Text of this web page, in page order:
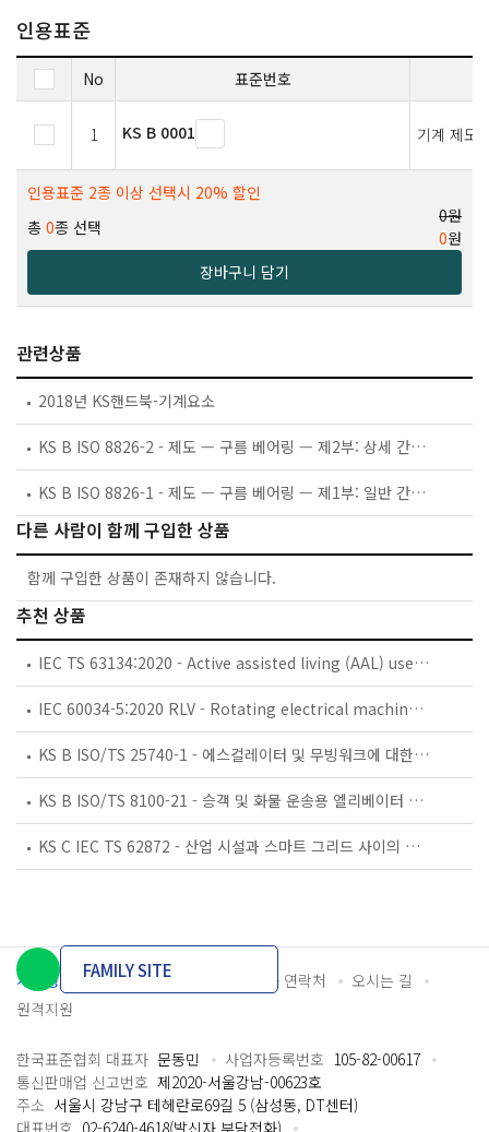
인용표준
No 표준번호
1 KS B 0001 기계 제도
인용표준 2종 이상 선택시 20% 할인
총 0종 선택
0원
0원
장바구니 담기
관련상품
2018년 KS핸드북-기계요소
KS B ISO 8826-2 - 제도 — 구름 베어링 — 제2부: 상세 간략 표시
KS B ISO 8826-1 - 제도 — 구름 베어링 — 제1부: 일반 간략 표시
다른 사람이 함께 구입한 상품
함께 구입한 상품이 존재하지 않습니다.
추천 상품
IEC TS 63134:2020 - Active assisted living (AAL) use cases
IEC 60034-5:2020 RLV - Rotating electrical machines - Part 5: Degrees of protection provided by the integral design of rotating electrical machines (IP code) - Classification
KS B ISO/TS 25740-1 - 에스컬레이터 및 무빙워크에 대한 안전요건 — 제1부: 세계공통 필수 안전요건(GESRs)
KS B ISO/TS 8100-21 - 승객 및 화물 운송용 엘리베이터 —제21부: 세계공통 필수안전요건(GESRs)을 충족하는 세계공통 안전 파라미터(GSPs)
KS C IEC TS 62872 - 산업 시설과 스마트 그리드 사이의 산업 공정 측정, 제어 및 자동화 시스템 인터페이스
개인정보처리방침 이용약관 담당자 연락처
오시는 길
원격지원
FAMILY SITE
한국표준협회 대표자 문동민 사업자등록번호 105-82-00617
통신판매업 신고번호 제2020-서울강남-00623호
주소 서울시 강남구 테헤란로69길 5 (삼성동, DT센터)
대표번호 02-6240-4618(발신자 부담전화)